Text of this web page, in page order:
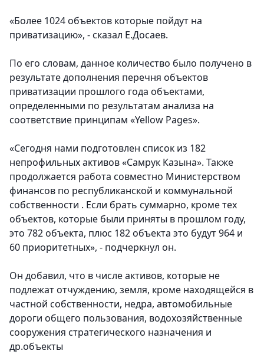
«Более 1024 объектов которые пойдут на
приватизацию», - сказал Е.Досаев.
По его словам, данное количество было получено в
результате дополнения перечня объектов
приватизации прошлого года объектами,
определенными по результатам анализа на
соответствие принципам «Yellow Pages».
«Сегодня нами подготовлен список из 182
непрофильных активов «Самрук Казына». Также
продолжается работа совместно Министерством
финансов по республиканской и коммунальной
собственности . Если брать суммарно, кроме тех
объектов, которые были приняты в прошлом году,
это 782 объекта, плюс 182 объекта это будут 964 и
60 приоритетных», - подчеркнул он.
Он добавил, что в числе активов, которые не
подлежат отчуждению, земля, кроме находящейся в
частной собственности, недра, автомобильные
дороги общего пользования, водохозяйственные
сооружения стратегического назначения и
др.объекты